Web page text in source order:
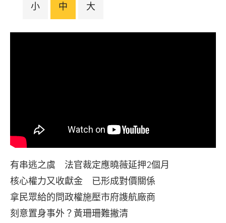
小 中 大
有串逃之虞 法官裁定應曉薇延押2個月
核心權力又收獻金 已形成對價關係
拿民眾給的問政權施壓市府謢航廠商
刻意置身事外？黃珊珊難撇清